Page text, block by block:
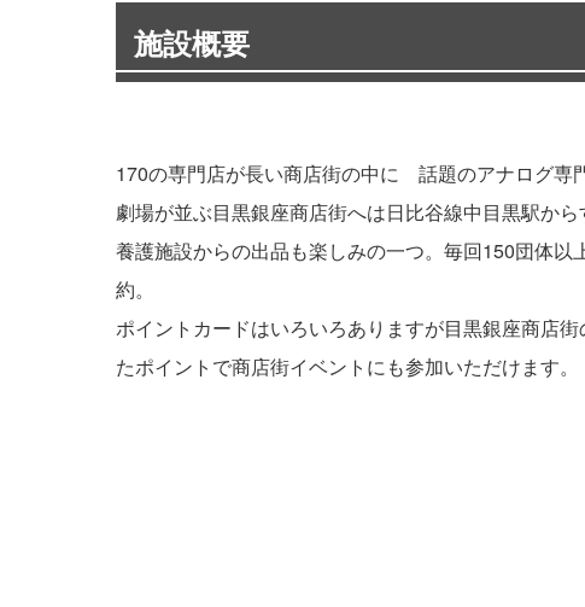
施設概要
170の専門店が長い商店街の中に 話題のアナログ専
劇場が並ぶ目黒銀座商店街へは日比谷線中目黒駅か
養護施設からの出品も楽しみの一つ。毎回150団体
約。
ポイントカードはいろいろありますが目黒銀座商店
たポイントで商店街イベントにも参加いただけます。